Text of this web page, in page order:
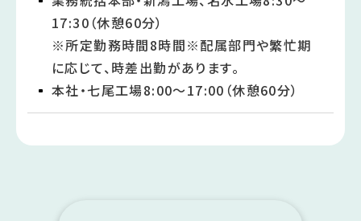
17:30（休憩60分）
※所定勤務時間8時間※配属部門や繁忙期
に応じて、時差出勤があります。
本社・七尾工場8:00～17:00（休憩60分）